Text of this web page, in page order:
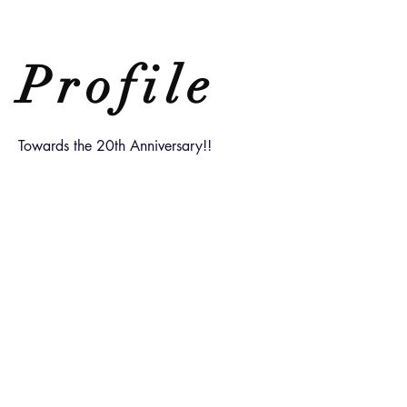
Profile
Towards the 20th Anniversary!!